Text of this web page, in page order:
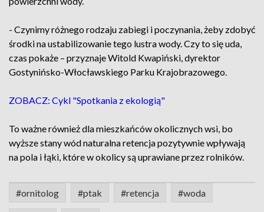
- Czynimy różnego rodzaju zabiegi i poczynania, żeby zdobyć
środki na ustabilizowanie tego lustra wody. Czy to się uda,
czas pokaże – przyznaje Witold Kwapiński, dyrektor
Gostynińsko-Włocławskiego Parku Krajobrazowego.
ZOBACZ: Cykl "Spotkania z ekologią"
To ważne również dla mieszkańców okolicznych wsi, bo
wyższe stany wód naturalna retencja pozytywnie wpływają
na pola i łąki, które w okolicy są uprawiane przez rolników.
#ornitolog #ptak #retencja #woda